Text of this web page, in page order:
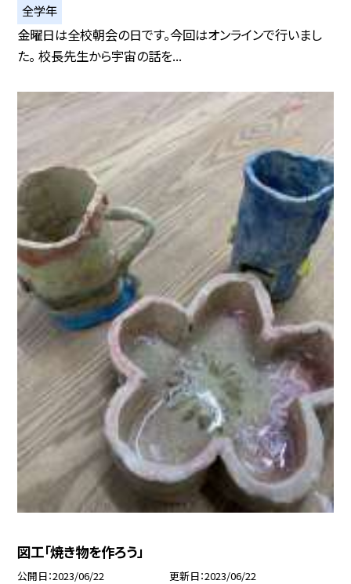
全学年
金曜日は全校朝会の日です。今回はオンラインで行いまし
た。 校長先生から宇宙の話を...
図工「焼き物を作ろう」
公開日 2023/06/22 更新日 2023/06/22